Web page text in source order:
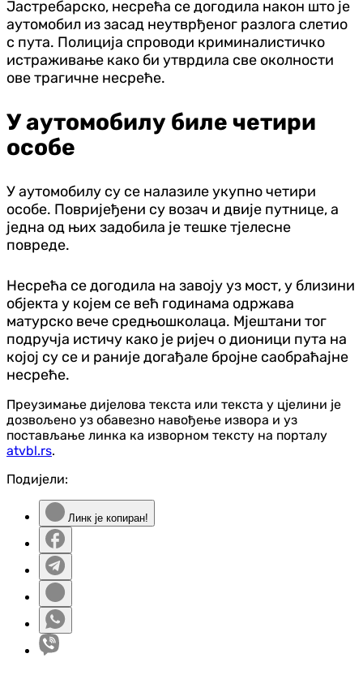
Јастребарско, несрећа се догодила након што је
аутомобил из засад неутврђеног разлога слетио
с пута. Полиција спроводи криминалистичко
истраживање како би утврдила све околности
ове трагичне несреће.
У аутомобилу биле четири
особе
У аутомобилу су се налазиле укупно четири
особе. Повријеђени су возач и двије путнице, а
једна од њих задобила је тешке тјелесне
повреде.
Несрећа се догодила на завоју уз мост, у близини
објекта у којем се већ годинама одржава
матурско вече средњошколаца. Мјештани тог
подручја истичу како је ријеч о дионици пута на
којој су се и раније догађале бројне саобраћајне
несреће.
Преузимање дијелова текста или текста у цјелини је
дозвољено уз обавезно навођење извора и уз
постављање линка ка изворном тексту на порталу
atvbl.rs.
Подијели:
Линк је копиран!